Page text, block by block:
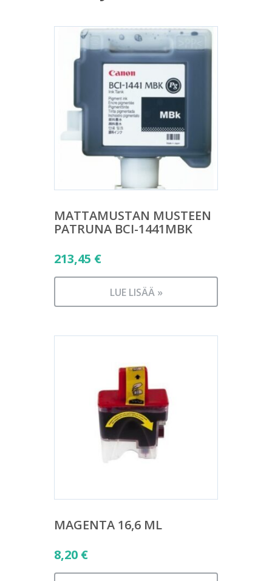
MATTAMUSTAN MUSTEEN
PATRUNA BCI-1441MBK
213,45 €
LUE LISÄÄ »
MAGENTA 16,6 ML
8,20 €